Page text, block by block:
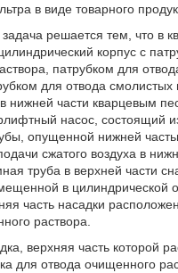
в виде товарного
решается тем, что в
корпус с
патрубком для
для отвода смолистых
нижней части кварцевым
насос, состоящий
опущенной нижней
сжатого воздуха в
труба в верхней части
в цилиндрической
часть насадки
раствора.
верхняя часть которой
для отвода очищенного